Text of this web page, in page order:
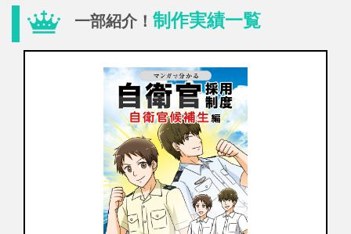
一部紹介！ 制作実績一覧